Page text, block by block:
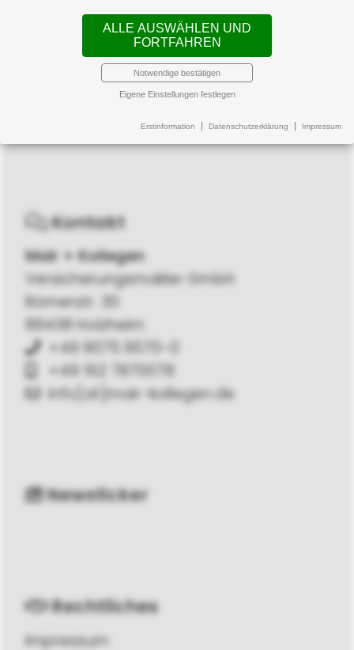
ALLE AUSWÄHLEN UND
FORTFAHREN
Notwendige bestätigen
Eigene Einstellungen festlegen
Erstinformation Datenschutzerklärung Impressum
Umfrage
Kontakt
Mair + Kollegen
Versicherungsmakler GmbH
Römerstr. 30
89438 Holzheim
+49 9075 9570-0
+49 162 7870078
info[at]mair-kollegen.de
Newsticker
Rechtliches
Impressum